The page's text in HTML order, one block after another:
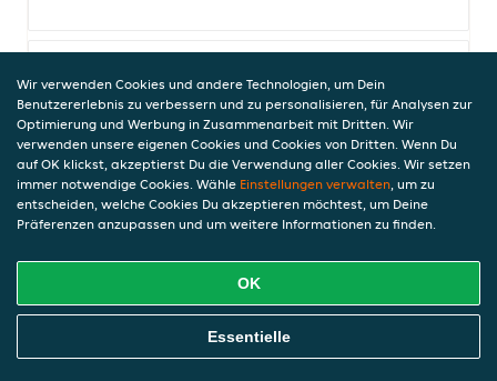
Hähnchenschnitzel Hollondaise
Hähnchen paniert mit Pommes Salat und
Sauce Hollondaise
15,50 €
inkl. Pfand (0,00 €)
Hähnchenschnitzel mit
Rahmsauce
Hähnchen Paniert mit Rahmsauce
Online Essen Bestellen
Wir verwenden Cookies und andere Technologien, um Dein
Benutzererlebnis zu verbessern und zu personalisieren, für Analysen zur
Optimierung und Werbung in Zusammenarbeit mit Dritten. Wir
verwenden unsere eigenen Cookies und Cookies von Dritten. Wenn Du
auf OK klickst, akzeptierst Du die Verwendung aller Cookies. Wir setzen
immer notwendige Cookies. Wähle Einstellungen verwalten, um zu
entscheiden, welche Cookies Du akzeptieren möchtest, um Deine
Präferenzen anzupassen und um weitere Informationen zu finden.
OK
Essentielle